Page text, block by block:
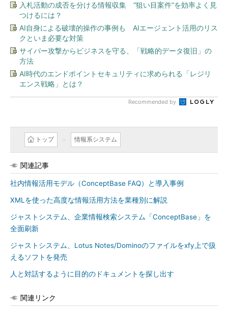
入札活動の成否を分ける情報収集 “狙い目案件”を効率よく見
つけるには？
AI自身による破壊的操作の事例も AIエージェント活用のリス
クといま必要な対策
サイバー攻撃からビジネスを守る、「戦略的データ復旧」の
方法
AI時代のエンドポイントセキュリティに求められる「レジリ
エンス戦略」とは？
Recommended by
トップ 情報系システム
関連記事
社内情報活用モデル（ConceptBase FAQ）と導入事例
XMLを使った高度な情報活用方法を業種別に解説
ジャストシステム、企業情報検索システム「ConceptBase」を
全面刷新
ジャストシステム、Lotus Notes/Dominoのファイルをxfy上で扱
えるソフトを発売
人と対話するように目的のドキュメントを探し出す
関連リンク